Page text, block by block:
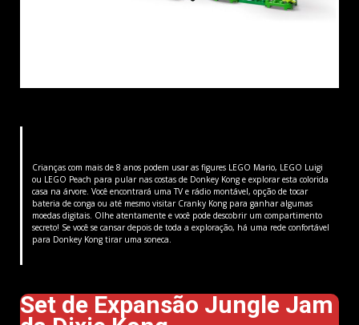
Crianças com mais de 8 anos podem usar as figures LEGO Mario, LEGO Luigi
ou LEGO Peach para pular nas costas de Donkey Kong e explorar esta colorida
casa na árvore. Você encontrará uma TV e rádio montável, opção de tocar
bateria de conga ou até mesmo visitar Cranky Kong para ganhar algumas
moedas digitais. Olhe atentamente e você pode descobrir um compartimento
secreto! Se você se cansar depois de toda a exploração, há uma rede confortável
para Donkey Kong tirar uma soneca.
Set de Expansão Jungle Jam